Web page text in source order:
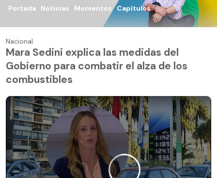
Portada Noticias Momentos Capítulos
Nacional
Mara Sedini explica las medidas del
Gobierno para combatir el alza de los
combustibles